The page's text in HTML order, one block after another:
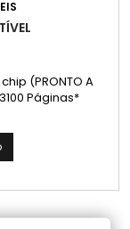
(PRONTO A
Páginas*